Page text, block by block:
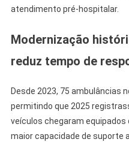
atendimento pré-hospitalar.
Modernização
reduz tempo de
Desde 2023, 75 ambulâncias
permitindo que 2025
veículos chegaram
maior capacidade de suporte